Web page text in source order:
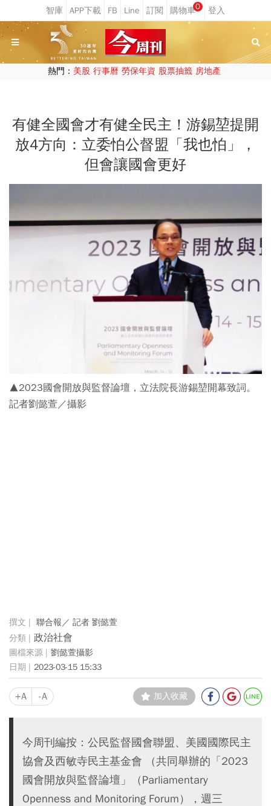
0
熱門： 美股 行事曆 勞保年資 股票抽籤 房地產
有健全國會才有健全民主！游錫堃提開
放4方向：立委怕公督盟「我也怕」，
但會讓國會更好
▲2023國會開放與監督論壇，立法院長游錫堃開幕致詞。
記者劉懿萱／攝影
聯合報／ 記者 劉懿萱
政治社會
劉懿萱攝影
2023-03-15 15:33
+A -A 加入收藏
今周刊編按：公民監督國會聯盟、美國國際民主
協會及西敏寺民主基金會 （共同舉辦的「2023
國會開放與監督論壇」（Parliamentary
Openness and Monitoring Forum），週三